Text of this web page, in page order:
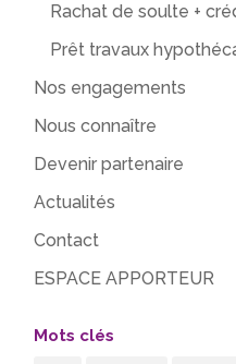
Rachat de soulte +
Prêt travaux
Nos engagements
Nous connaître
Devenir partenaire
Actualités
Contact
ESPACE APPORTEUR
Mots clés